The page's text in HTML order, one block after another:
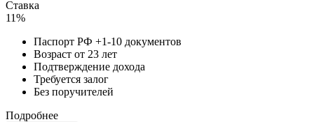
Ставка
11%
Паспорт РФ +1-10 документов
Возраст от 23 лет
Подтверждение дохода
Требуется залог
Без поручителей
Подробнее